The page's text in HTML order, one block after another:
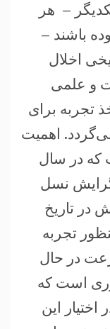
– هر
باشند –
اخلال
و علمی
تجربه برای
اهمیت
که در سال
نسل
در تاریخ
تجربه
در حال
است که
این